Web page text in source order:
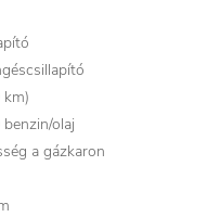
olaj
a gázkaron